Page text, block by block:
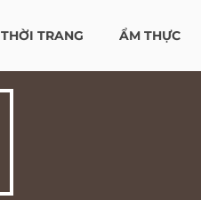
THỜI TRANG ẨM THỰC